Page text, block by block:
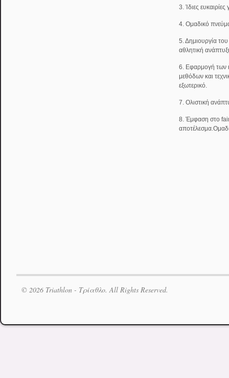
3. Ίδιες
4. Ομαδικό
5. Δημιουργία
αθλητική
6. Εφαρμογή των
μεθόδων και
εξωτερικό.
7. Ολιστική
8. Έμφαση στο fair
© 2026 Triathlon - Τρίαθλο. All Rights Reserved.